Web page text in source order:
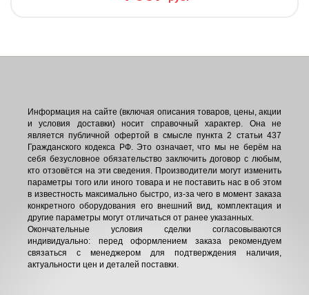
Информация на сайте (включая описания товаров, цены, акции
и условия доставки) носит справочный характер. Она не
является публичной офертой в смысле пункта 2 статьи 437
Гражданского кодекса РФ. Это означает, что мы не берём на
себя безусловное обязательство заключить договор с любым,
кто отзовётся на эти сведения. Производители могут изменить
параметры того или иного товара и не поставить нас в об этом
в известность максимально быстро, из-за чего в момент заказа
конкретного оборудования его внешний вид, комплектация и
другие параметры могут отличаться от ранее указанных.
Окончательные условия сделки согласовываются
индивидуально: перед оформлением заказа рекомендуем
связаться с менеджером для подтверждения наличия,
актуальности цен и деталей поставки.